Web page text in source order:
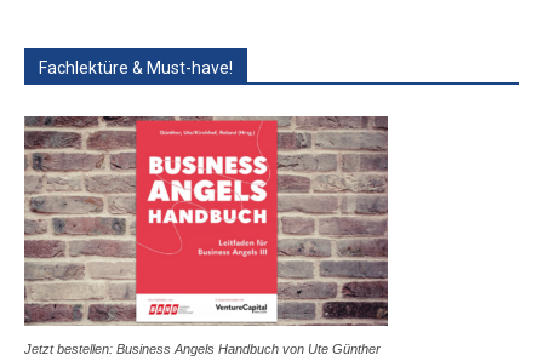
Fachlektüre & Must-have!
Jetzt bestellen: Business Angels Handbuch von Ute Günther